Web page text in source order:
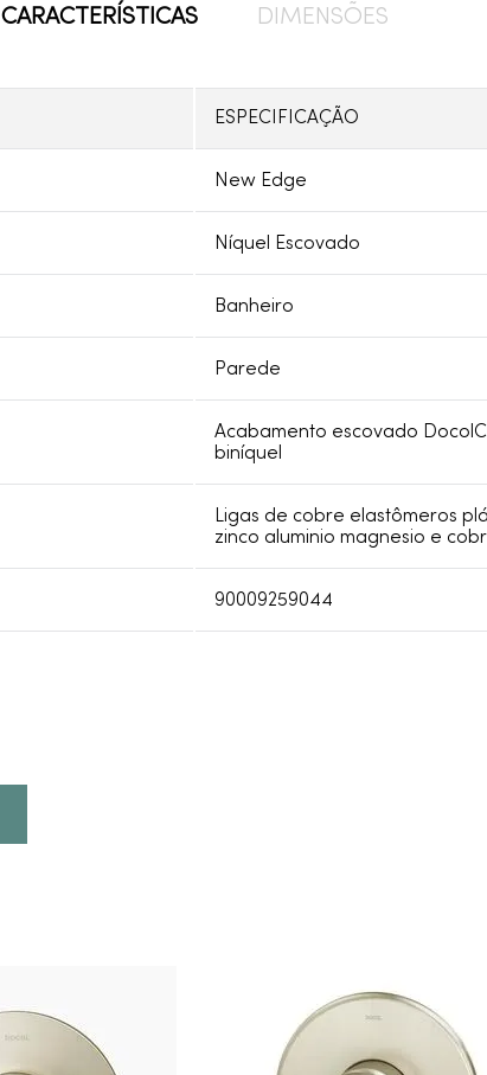
CARACTERÍSTICAS DIMENSÕES
ESPECIFICAÇÃO
New Edge
Níquel Escovado
Banheiro
Parede
Acabamento escovado
biníquel
Ligas de cobre elastômeros
zinco aluminio magnesio e
90009259044